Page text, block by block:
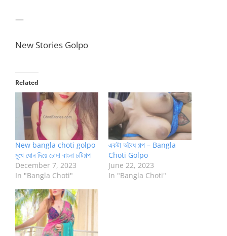
—
New Stories Golpo
Related
New bangla choti golpo
মুখে ধোন দিয়ে চোদা বাংলা চটিগল্প
December 7, 2023
In "Bangla Choti"
একটা অবৈধ গল্প – Bangla
Choti Golpo
June 22, 2023
In "Bangla Choti"